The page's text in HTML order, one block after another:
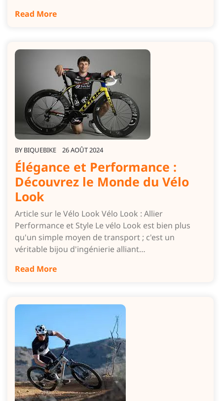
Read More
BY BIQUEBIKE 26 AOÛT 2024
Élégance et Performance :
Découvrez le Monde du Vélo
Look
Article sur le Vélo Look Vélo Look : Allier
Performance et Style Le vélo Look est bien plus
qu'un simple moyen de transport ; c'est un
véritable bijou d'ingénierie alliant…
Read More